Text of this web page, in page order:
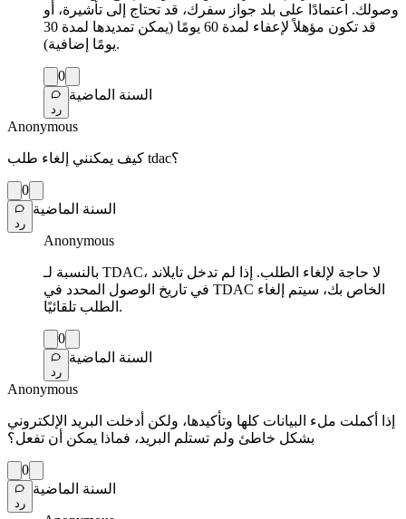
وصولك. اعتمادًا على بلد جواز سفرك، قد تحتاج إلى تأشيرة، أو
قد تكون مؤهلاً لإعفاء لمدة 60 يومًا (يمكن تمديدها لمدة 30
يومًا إضافية).
0
رد
السنة الماضية
Anonymous
كيف يمكنني إلغاء طلب tdac؟
0
رد
السنة الماضية
Anonymous
بالنسبة لـ TDAC، لا حاجة لإلغاء الطلب. إذا لم تدخل تايلاند
في تاريخ الوصول المحدد في TDAC الخاص بك، سيتم إلغاء
الطلب تلقائيًا.
0
رد
السنة الماضية
Anonymous
إذا أكملت ملء البيانات كلها وتأكيدها، ولكن أدخلت البريد الإلكتروني
بشكل خاطئ ولم تستلم البريد، فماذا يمكن أن تفعل؟
0
رد
السنة الماضية